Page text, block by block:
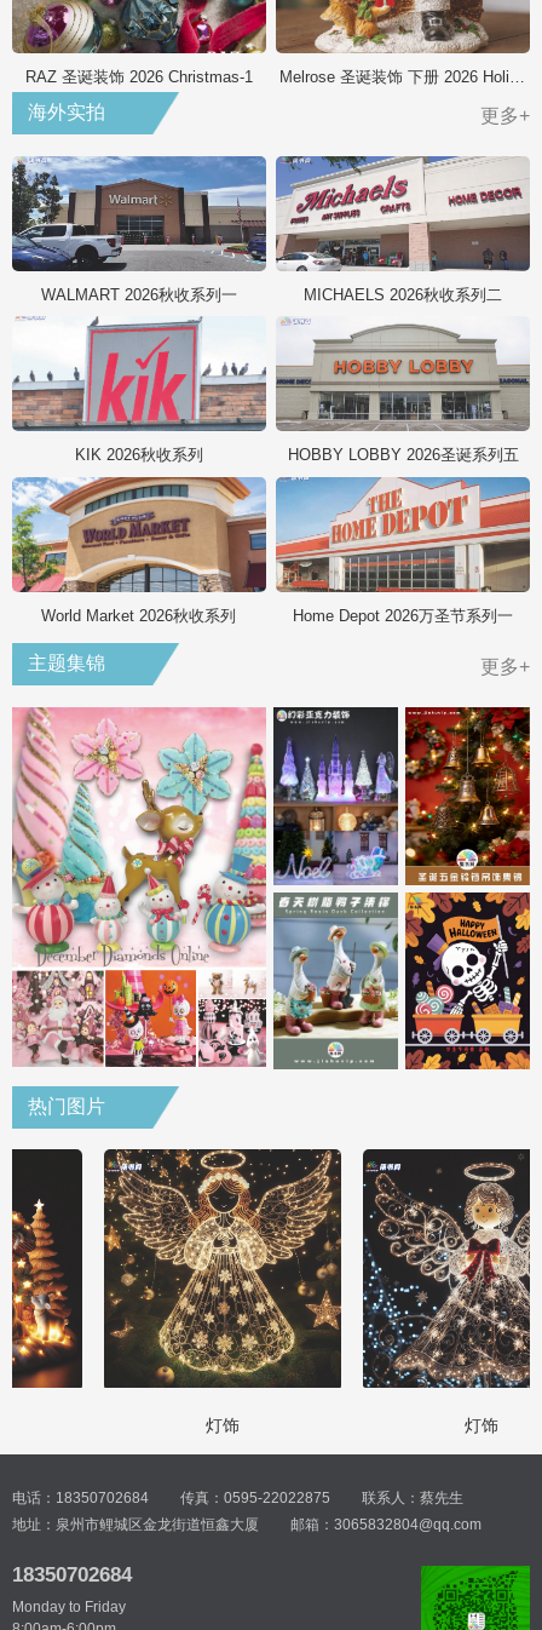
RAZ 圣诞装饰 2026 Christmas-1 Melrose 圣诞装饰 下册 2026 Holiday
海外实拍 更多+
WALMART 2026秋收系列一 MICHAELS 2026秋收系列二
KIK 2026秋收系列 HOBBY LOBBY 2026圣诞系列五
World Market 2026秋收系列 Home Depot 2026万圣节系列一
主题集锦 更多+
热门图片
灯饰 灯饰
电话：18350702684 传真：0595-22022875
联系人：蔡先生
地址：泉州市鲤城区金龙街道恒鑫大厦
邮箱：3065832804@qq.com
18350702684
Monday to Friday